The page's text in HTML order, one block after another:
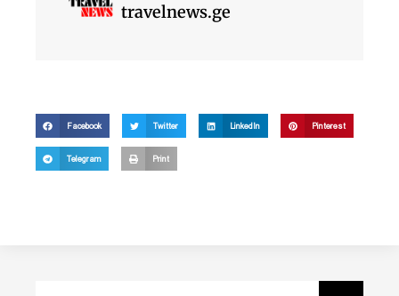
travelnews.ge
Facebook Twitter LinkedIn Pinterest
Telegram Print